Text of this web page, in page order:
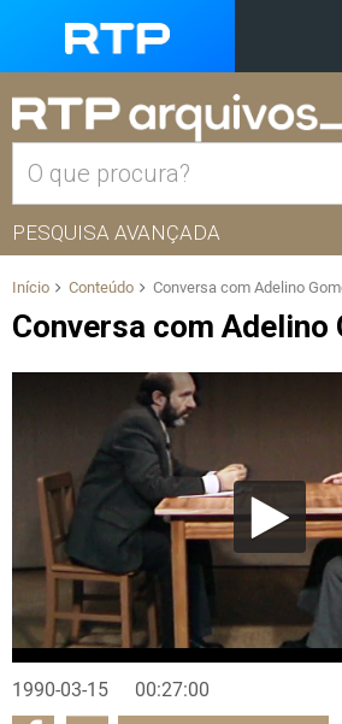
PESQUISA AVANÇADA
Início Conteúdo Conversa com Adelino
Conversa com Adelino
1990-03-15 00:27:00